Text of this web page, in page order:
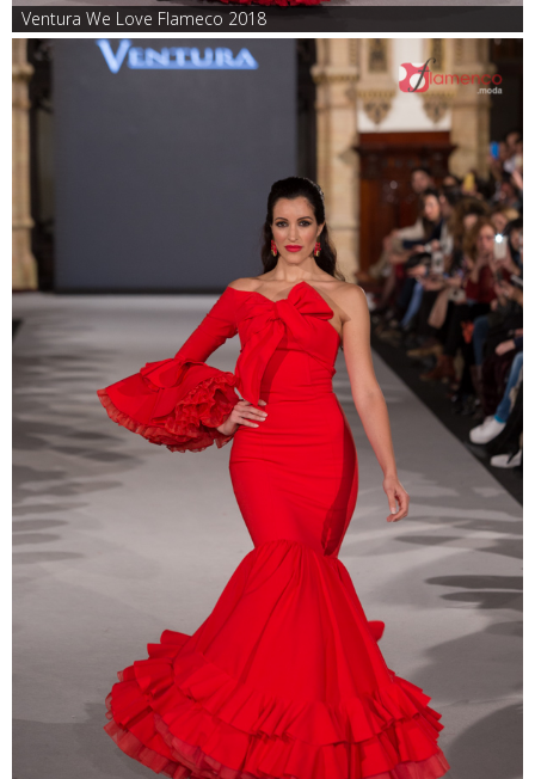
Ventura We Love Flameco 2018